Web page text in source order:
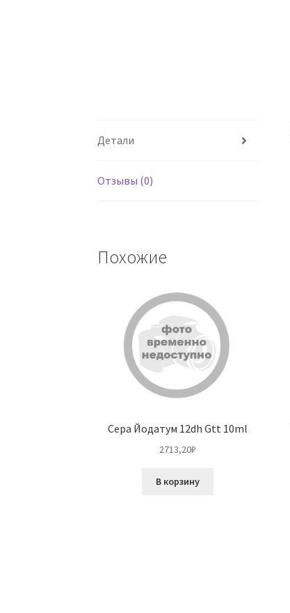
Детали
Отзывы (0)
Похожие
Сера Йодатум 12dh Gtt 10ml
2713,20₽
В корзину